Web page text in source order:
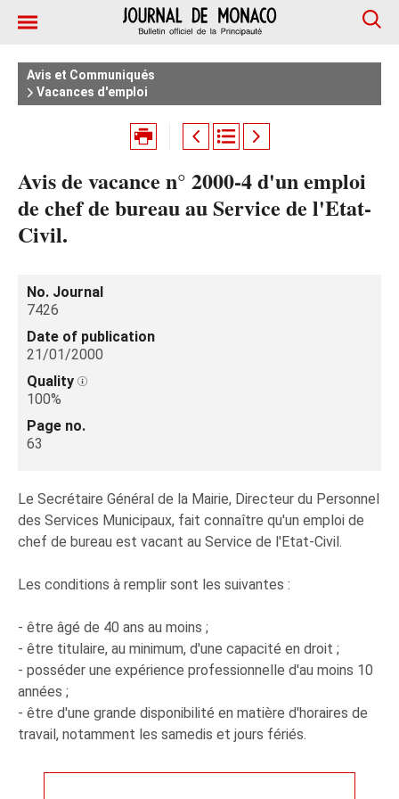
Avis et Communiqués
Vacances d'emploi
Avis de vacance n° 2000-4 d'un emploi
de chef de bureau au Service de l'Etat-
Civil.
No. Journal
7426
Date of publication
21/01/2000
Quality
100%
Page no.
63
Le Secrétaire Général de la Mairie, Directeur du Personnel
des Services Municipaux, fait connaître qu'un emploi de
chef de bureau est vacant au Service de l'Etat-Civil.
Les conditions à remplir sont les suivantes :
- être âgé de 40 ans au moins ;
- être titulaire, au minimum, d'une capacité en droit ;
- posséder une expérience professionnelle d'au moins 10
années ;
- être d'une grande disponibilité en matière d'horaires de
travail, notamment les samedis et jours fériés.